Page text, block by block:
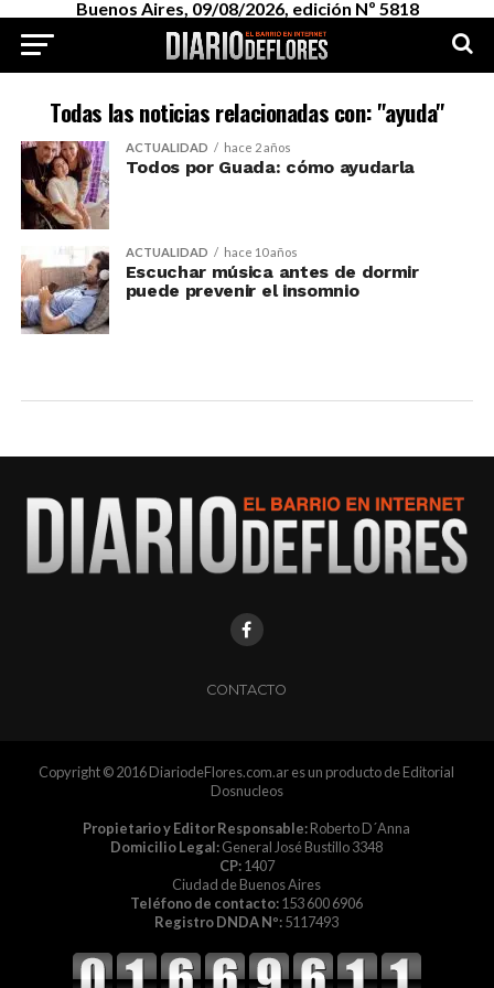
Buenos Aires, 09/08/2026, edición Nº 5818
Todas las noticias relacionadas con: "ayuda"
ACTUALIDAD hace 2 años
Todos por Guada: cómo ayudarla
ACTUALIDAD hace 10 años
Escuchar música antes de dormir
puede prevenir el insomnio
CONTACTO
Copyright © 2016 DiariodeFlores.com.ar es un producto de Editorial
Dosnucleos
Propietario y Editor Responsable:Roberto D´Anna
Domicilio Legal:General José Bustillo 3348
CP:1407
Ciudad de Buenos Aires
Teléfono de contacto:153 600 6906
Registro DNDA Nº:5117493